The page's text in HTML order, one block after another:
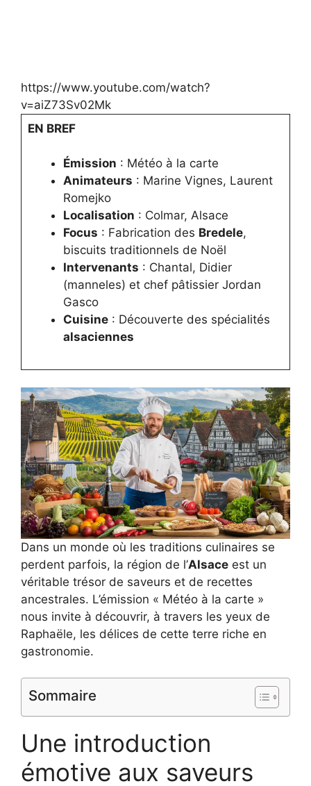
https://www.youtube.com/watch?
v=aiZ73Sv02Mk
EN BREF
Émission : Météo à la carte
Animateurs : Marine Vignes, Laurent
Romejko
Localisation : Colmar, Alsace
Focus : Fabrication des Bredele,
biscuits traditionnels de Noël
Intervenants : Chantal, Didier
(manneles) et chef pâtissier Jordan
Gasco
Cuisine: Découverte des spécialités
alsaciennes
Dans un monde où les traditions culinaires se
perdent parfois, la région de l’Alsace est un
véritable trésor de saveurs et de recettes
ancestrales. L’émission « Météo à la carte »
nous invite à découvrir, à travers les yeux de
Raphaële, les délices de cette terre riche en
gastronomie.
Sommaire
Une introduction
émotive aux saveurs